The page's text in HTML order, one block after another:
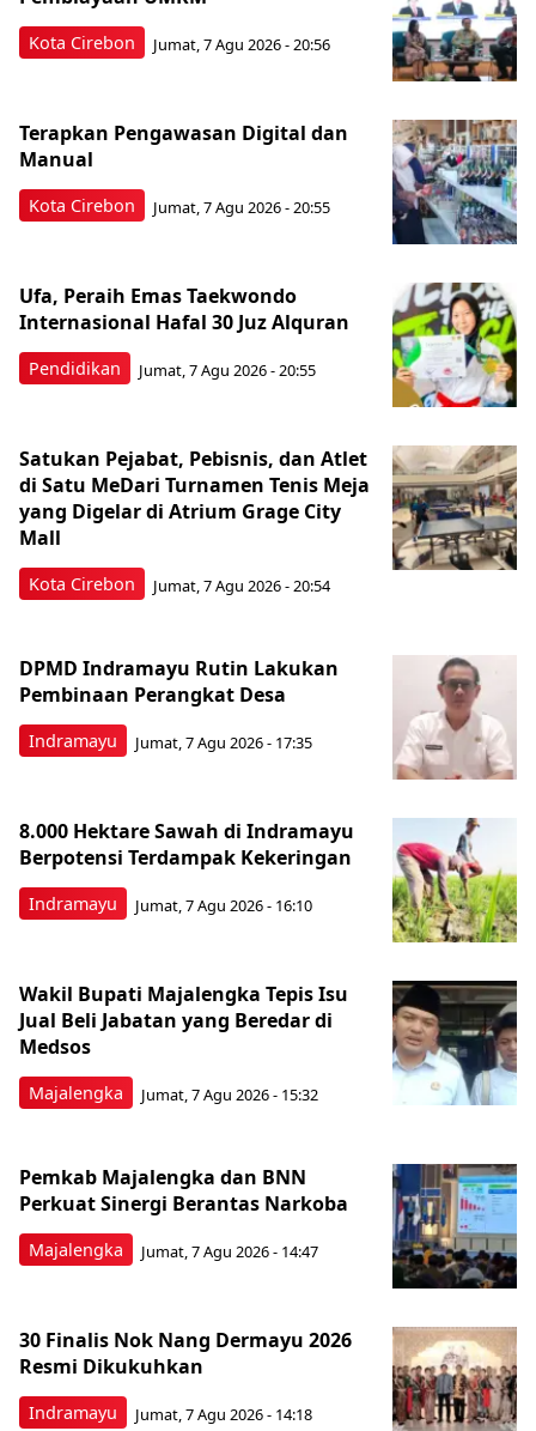
Kota Cirebon Jumat, 7 Agu 2026 - 20:56
Kota Cirebon
Terapkan Pengawasan Digital dan
Manual
Jumat, 7 Agu 2026 - 20:55
Pendidikan
Ufa, Peraih Emas Taekwondo
Internasional Hafal 30 Juz Alquran
Jumat, 7 Agu 2026 - 20:55
Kota Cirebon
Satukan Pejabat, Pebisnis, dan Atlet
di Satu MeDari Turnamen Tenis Meja
yang Digelar di Atrium Grage City
Mall
Jumat, 7 Agu 2026 - 20:54
Indramayu
DPMD Indramayu Rutin Lakukan
Pembinaan Perangkat Desa
Jumat, 7 Agu 2026 - 17:35
Indramayu
8.000 Hektare Sawah di Indramayu
Berpotensi Terdampak Kekeringan
Jumat, 7 Agu 2026 - 16:10
Majalengka
Wakil Bupati Majalengka Tepis Isu
Jual Beli Jabatan yang Beredar di
Medsos
Jumat, 7 Agu 2026 - 15:32
Majalengka
Pemkab Majalengka dan BNN
Perkuat Sinergi Berantas Narkoba
Jumat, 7 Agu 2026 - 14:47
Indramayu
30 Finalis Nok Nang Dermayu 2026
Resmi Dikukuhkan
Jumat, 7 Agu 2026 - 14:18